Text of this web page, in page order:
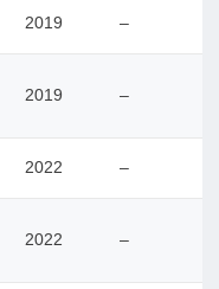
2019 –
2019 –
2022 –
2022 –